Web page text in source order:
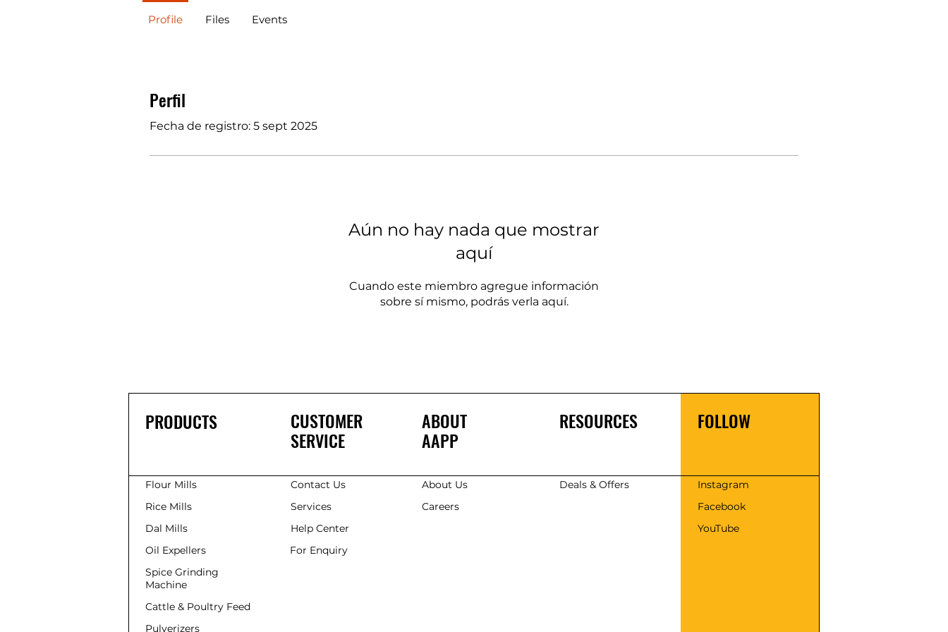
Perfil
Fecha de registro: 5 sept 2025
Aún no hay nada que mostrar
aquí
Cuando este miembro agregue información
sobre sí mismo, podrás verla aquí.
Profile Files Events
PRODUCTS
Flour Mills
Rice Mills
Dal Mills
Oil Expellers
Spice Grinding
Machine
Cattle & Poultry Feed
Pulverizers
CUSTOMER
SERVICE
Contact Us
Services
Help Center
For Enquiry
ABOUT
AAPP
About Us
Careers
RESOURCES
Deals & Offers
FOLLOW
Instagram
Facebook
YouTube